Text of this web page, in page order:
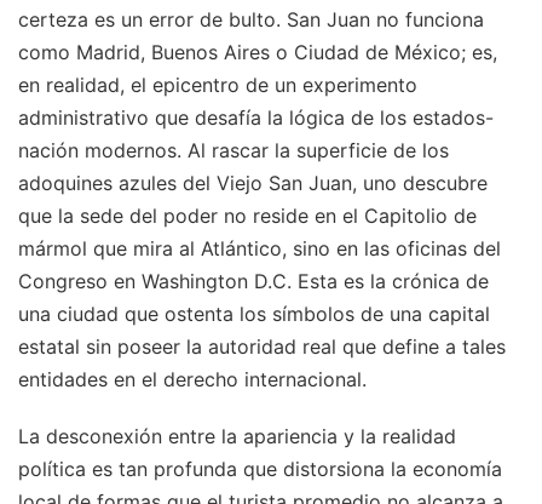
certeza es un error de bulto. San Juan no funciona
como Madrid, Buenos Aires o Ciudad de México; es,
en realidad, el epicentro de un experimento
administrativo que desafía la lógica de los estados-
nación modernos. Al rascar la superficie de los
adoquines azules del Viejo San Juan, uno descubre
que la sede del poder no reside en el Capitolio de
mármol que mira al Atlántico, sino en las oficinas del
Congreso en Washington D.C. Esta es la crónica de
una ciudad que ostenta los símbolos de una capital
estatal sin poseer la autoridad real que define a tales
entidades en el derecho internacional.
La desconexión entre la apariencia y la realidad
política es tan profunda que distorsiona la economía